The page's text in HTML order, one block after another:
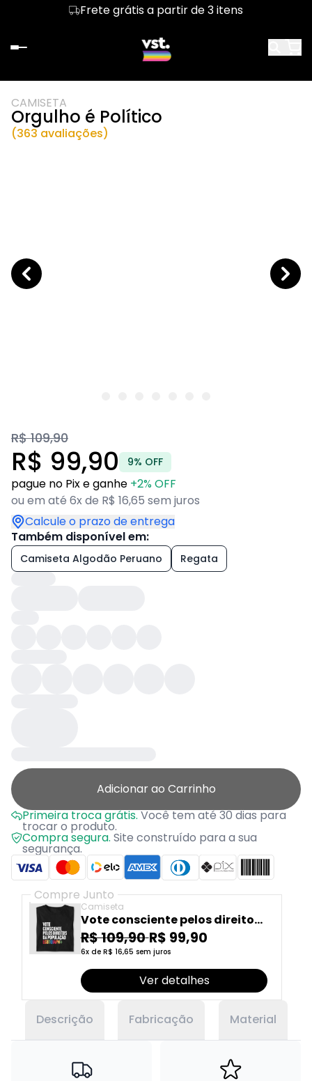
Frete grátis a partir de 3 itens
CAMISETA
Orgulho é Político
(363 avaliações)
R$ 109,90
R$ 99,90 9% OFF
pague no Pix e ganhe +2% OFF
ou em até 6x de R$ 16,65 sem juros
Calcule o prazo de entrega
Também disponível em:
Camiseta Algodão Peruano Regata
Adicionar ao Carrinho
Primeira troca grátis.Você tem até 30 dias para
trocar o produto.
Compra segura. Site construído para a sua
segurança.
Compre Junto
Camiseta
Vote consciente pelos direitos
da população lgbtqiapn+
R$ 109,90R$ 99,90
6x de R$ 16,65 sem juros
Ver detalhes
Descrição Fabricação Material